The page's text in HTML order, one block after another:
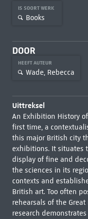
IS SOORT WERK
Books
DOOR
HEEFT AUTEUR
Wade, Rebecca
Uittreksel
An Exhibition History
first time, a
this major British city
exhibitions. It situates
display of fine and
the sciences in its
contexts and
British art. Too often
rehearsals of the
research